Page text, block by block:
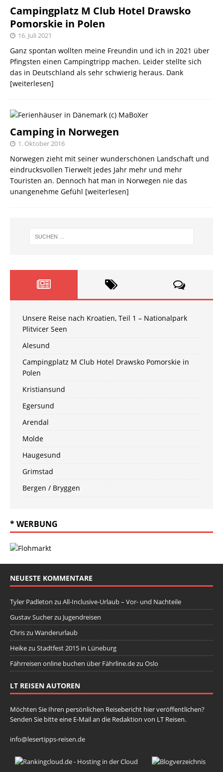
Campingplatz M Club Hotel Drawsko
Pomorskie in Polen
16. Juli 2021
Ganz spontan wollten meine Freundin und ich in 2021 über
Pfingsten einen Campingtripp machen. Leider stellte sich
das in Deutschland als sehr schwierig heraus. Dank
[weiterlesen]
Camping in Norwegen
1. Oktober 2016
Norwegen zieht mit seiner wunderschönen Landschaft und
eindrucksvollen Tierwelt jedes Jahr mehr und mehr
Touristen an. Dennoch hat man in Norwegen nie das
unangenehme Gefühl [weiterlesen]
Unsere Reise nach Kroatien, Teil 1 – Nationalpark
Plitvicer Seen
Alesund
Campingplatz M Club Hotel Drawsko Pomorskie in
Polen
Kristiansund
Egersund
Arendal
Molde
Haugesund
Grimstad
Bergen / Bryggen
* WERBUNG
NEUESTE KOMMENTARE
Tyler Padleton zu All-Inclusive-Urlaub – Vor- und Nachteile
Gustav Sucherzu Jugendreisen
Chriszu Wanderurlaub
Heikezu Stadtfest 2015 in Lüneburg
Fährreisen online buchen über Fährline.dezu Oslo
LT REISEN AUTOREN
Möchten Sie Ihren persönlichen Reisebericht hier veröffentlichen?
Senden Sie bitte eine E-Mail an die Redaktion von LT Reisen.
info@lesertipps-reisen.de